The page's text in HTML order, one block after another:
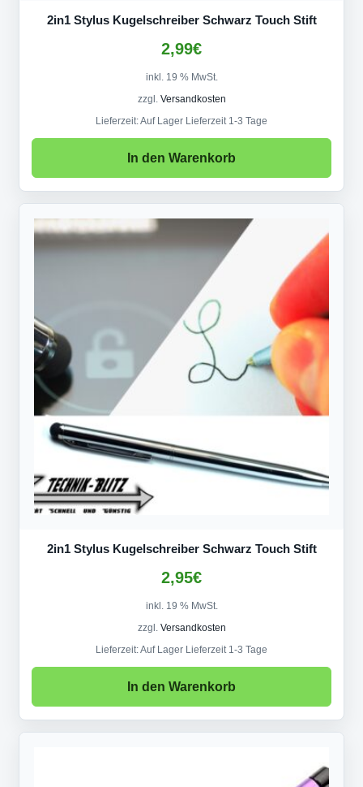
2in1 Stylus Kugelschreiber Schwarz Touch Stift
2,99€
inkl. 19 % MwSt.
zzgl. Versandkosten
Lieferzeit:Auf Lager Lieferzeit 1-3 Tage
In den Warenkorb
2in1 Stylus Kugelschreiber Schwarz Touch Stift
2,95€
inkl. 19 % MwSt.
zzgl. Versandkosten
Lieferzeit:Auf Lager Lieferzeit 1-3 Tage
In den Warenkorb